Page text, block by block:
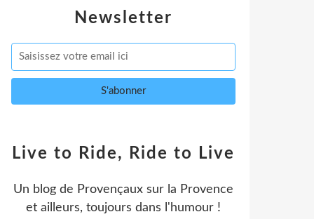
Newsletter
Live to Ride, Ride to Live
Un blog de Provençaux sur la Provence
et ailleurs, toujours dans l'humour !